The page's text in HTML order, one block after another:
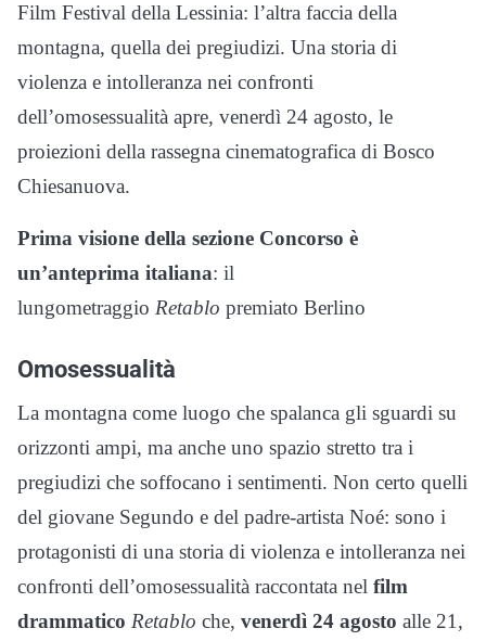
Film Festival della Lessinia: l’altra faccia della
montagna, quella dei pregiudizi. Una storia di
violenza e intolleranza nei confronti
dell’omosessualità apre, venerdì 24 agosto, le
proiezioni della rassegna cinematografica di Bosco
Chiesanuova.
Prima visione della sezione Concorso è
un’anteprima italiana: il
lungometraggio Retablo premiato Berlino
Omosessualità
La montagna come luogo che spalanca gli sguardi su
orizzonti ampi, ma anche uno spazio stretto tra i
pregiudizi che soffocano i sentimenti. Non certo quelli
del giovane Segundo e del padre-artista Noé: sono i
protagonisti di una storia di violenza e intolleranza nei
confronti dell’omosessualità raccontata nel film
drammatico Retablo che, venerdì 24 agosto alle 21,